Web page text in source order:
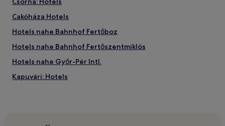
Cakóháza Hotels
Hotels nahe Bahnhof Fertőboz
Hotels nahe Bahnhof Fertőszentmiklós
Hotels nahe Győr-Pér Intl.
Kapuvári: Hotels